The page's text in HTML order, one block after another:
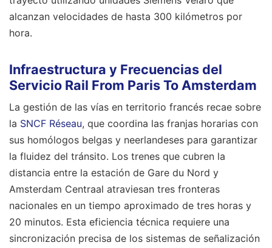
alcanzan velocidades de hasta 300 kilómetros por
hora.
Infraestructura y Frecuencias del
Servicio Rail From Paris To Amsterdam
La gestión de las vías en territorio francés recae sobre
la SNCF Réseau, que coordina las franjas horarias con
sus homólogos belgas y neerlandeses para garantizar
la fluidez del tránsito. Los trenes que cubren la
distancia entre la estación de Gare du Nord y
Amsterdam Centraal atraviesan tres fronteras
nacionales en un tiempo aproximado de tres horas y
20 minutos. Esta eficiencia técnica requiere una
sincronización precisa de los sistemas de señalización